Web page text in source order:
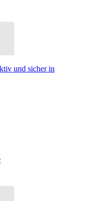
und sicher in